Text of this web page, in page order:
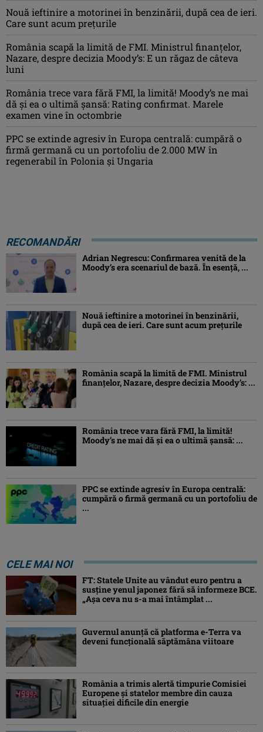
Nouă ieftinire a motorinei în benzinării, după cea de ieri.
Care sunt acum prețurile
România scapă la limită de FMI. Ministrul finanțelor,
Nazare, despre decizia Moody’s: E un răgaz de câteva
luni
România trece vara fără FMI, la limită! Moody’s ne mai
dă și ea o ultimă șansă: Rating confirmat. Marele
examen vine în octombrie
PPC se extinde agresiv în Europa centrală: cumpără o
firmă germană cu un portofoliu de 2.000 MW în
regenerabil în Polonia și Ungaria
RECOMANDĂRI
Adrian Negrescu: Confirmarea venită de la
Moody’s era scenariul de bază. În esenţă, ...
Nouă ieftinire a motorinei în benzinării,
după cea de ieri. Care sunt acum prețurile
România scapă la limită de FMI. Ministrul
finanțelor, Nazare, despre decizia Moody’s: ...
România trece vara fără FMI, la limită!
Moody’s ne mai dă și ea o ultimă șansă: ...
PPC se extinde agresiv în Europa centrală:
cumpără o firmă germană cu un portofoliu de
...
CELE MAI NOI
FT: Statele Unite au vândut euro pentru a
susține yenul japonez fără să informeze BCE.
„Așa ceva nu s-a mai întâmplat ...
Guvernul anunță că platforma e-Terra va
deveni funcţională săptămâna viitoare
România a trimis alertă timpurie Comisiei
Europene și statelor membre din cauza
situației dificile din energie